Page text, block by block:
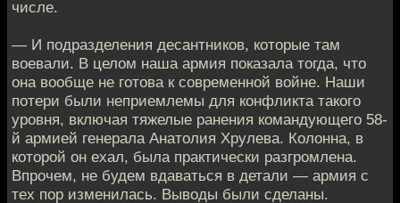
числе.
— И подразделения десантников, которые там
воевали. В целом наша армия показала тогда, что
она вообще не готова к современной войне. Наши
потери были неприемлемы для конфликта такого
уровня, включая тяжелые ранения командующего 58-
й армией генерала Анатолия Хрулева. Колонна, в
которой он ехал, была практически разгромлена.
Впрочем, не будем вдаваться в детали — армия с
тех пор изменилась. Выводы были сделаны.